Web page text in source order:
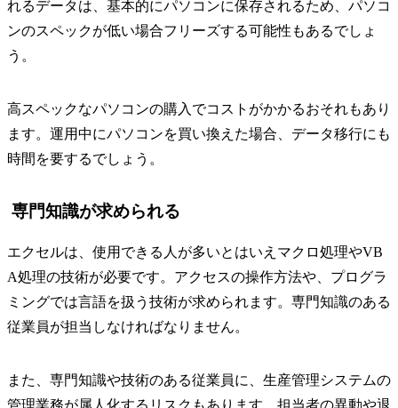
れるデータは、基本的にパソコンに保存されるため、パソコ
ンのスペックが低い場合フリーズする可能性もあるでしょ
う。
高スペックなパソコンの購入でコストがかかるおそれもあり
ます。運用中にパソコンを買い換えた場合、データ移行にも
時間を要するでしょう。
専門知識が求められる
エクセルは、使用できる人が多いとはいえマクロ処理やVB
A処理の技術が必要です。アクセスの操作方法や、プログラ
ミングでは言語を扱う技術が求められます。専門知識のある
従業員が担当しなければなりません。
また、専門知識や技術のある従業員に、生産管理システムの
管理業務が属人化するリスクもあります。担当者の異動や退